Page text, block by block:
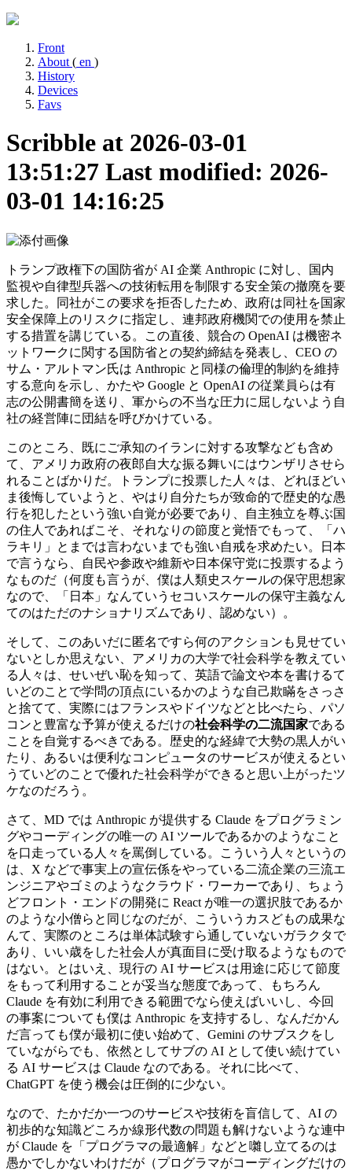
Front
About ( en )
History
Devices
Favs
Scribble at 2026-03-01
13:51:27 Last modified: 2026-
03-01 14:16:25
トランプ政権下の国防省が AI 企業 Anthropic に対し、国内
監視や自律型兵器への技術転用を制限する安全策の撤廃を要
求した。同社がこの要求を拒否したため、政府は同社を国家
安全保障上のリスクに指定し、連邦政府機関での使用を禁止
する措置を講じている。この直後、競合の OpenAI は機密ネ
ットワークに関する国防省との契約締結を発表し、CEO の
サム・アルトマン氏は Anthropic と同様の倫理的制約を維持
する意向を示し、かたや Google と OpenAI の従業員らは有
志の公開書簡を送り、軍からの不当な圧力に屈しないよう自
社の経営陣に団結を呼びかけている。
このところ、既にご承知のイランに対する攻撃なども含め
て、アメリカ政府の夜郎自大な振る舞いにはウンザリさせら
れることばかりだ。トランプに投票した人々は、どれほどい
ま後悔していようと、やはり自分たちが致命的で歴史的な愚
行を犯したという強い自覚が必要であり、自主独立を尊ぶ国
の住人であればこそ、それなりの節度と覚悟でもって、「ハ
ラキリ」とまでは言わないまでも強い自戒を求めたい。日本
で言うなら、自民や参政や維新や日本保守党に投票するよう
なものだ（何度も言うが、僕は人類史スケールの保守思想家
なので、「日本」なんていうセコいスケールの保守主義なん
てのはただのナショナリズムであり、認めない）。
そして、このあいだに匿名ですら何のアクションも見せてい
ないとしか思えない、アメリカの大学で社会科学を教えてい
る人々は、せいぜい恥を知って、英語で論文や本を書けるて
いどのことで学問の頂点にいるかのような自己欺瞞をさっさ
と捨てて、実際にはフランスやドイツなどと比べたら、パソ
コンと豊富な予算が使えるだけの社会科学の二流国家である
ことを自覚するべきである。歴史的な経緯で大勢の黒人がい
たり、あるいは便利なコンピュータのサービスが使えるとい
うていどのことで優れた社会科学ができると思い上がったツ
ケなのだろう。
さて、MD では Anthropic が提供する Claude をプログラミン
グやコーディングの唯一の AI ツールであるかのようなこと
を口走っている人々を罵倒している。こういう人々というの
は、X などで事実上の宣伝係をやっている二流企業の三流エ
ンジニアやゴミのようなクラウド・ワーカーであり、ちょう
どフロント・エンドの開発に React が唯一の選択肢であるか
のような小僧らと同じなのだが、こういうカスどもの成果な
んて、実際のところは単体試験すら通していないガラクタで
あり、いい歳をした社会人が真面目に受け取るようなもので
はない。とはいえ、現行の AI サービスは用途に応じて節度
をもって利用することが妥当な態度であって、もちろん
Claude を有効に利用できる範囲でなら使えばいいし、今回
の事案についても僕は Anthropic を支持するし、なんだかん
だ言っても僕が最初に使い始めて、Gemini のサブスクをし
ていながらでも、依然としてサブの AI として使い続けてい
る AI サービスは Claude なのである。それに比べて、
ChatGPT を使う機会は圧倒的に少ない。
なので、たかだか一つのサービスや技術を盲信して、AI の
初歩的な知識どころか線形代数の問題も解けないような連中
が Claude を「プログラマの最適解」などと囃し立てるのは
愚かでしかないわけだが（プログラマがコーディングだけの